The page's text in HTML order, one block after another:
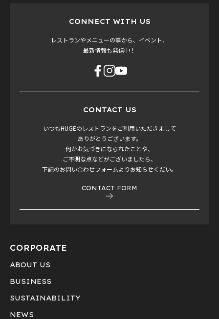
CONNECT WITH US
レストランやメニューの事から、イベント、
最新情報も発信中！
CONTACT US
いつもHUGEのレストランをご利用いただきまして
ありがとうございます。
何かお気づきになられたことや、
ご不明な点などがございましたら、
下記のお問い合わせフォームよりお知らせくだい。
CONTACT FORM
CORPORATE
ABOUT US
BUSINESS
SUSTAINABILITY
NEWS